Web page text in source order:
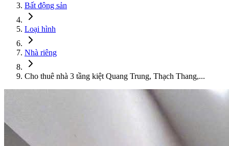
Bất động sản
Loại hình
Nhà riêng
Cho thuê nhà 3 tầng kiệt Quang Trung, Thạch Thang,...